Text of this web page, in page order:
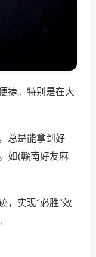
捷。特别是在大
总是能拿到好
如(赣南好友麻
，实现“必胜”效